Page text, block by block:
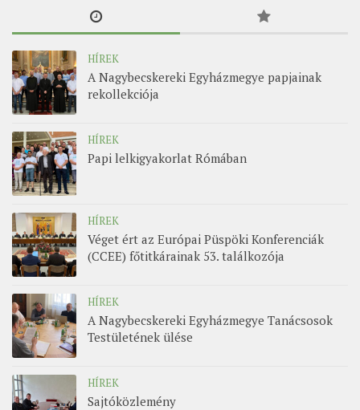
HÍREK
A Nagybecskereki Egyházmegye papjainak
rekollekciója
HÍREK
Papi lelkigyakorlat Rómában
HÍREK
Véget ért az Európai Püspöki Konferenciák
(CCEE) főtitkárainak 53. találkozója
HÍREK
A Nagybecskereki Egyházmegye Tanácsosok
Testületének ülése
HÍREK
Sajtóközlemény